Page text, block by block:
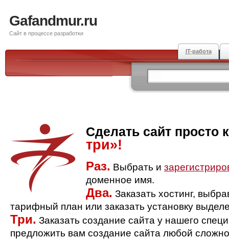
Gafandmur.ru
Сайт в процессе разработки
IT-работа
Сделать сайт просто
три»!
Раз. Выбрать и
доменное имя.
Два. Заказать хостинг,
тарифный план или заказать установку
Три. Заказать создание сайта у нашего
предложить вам создание сайта любой